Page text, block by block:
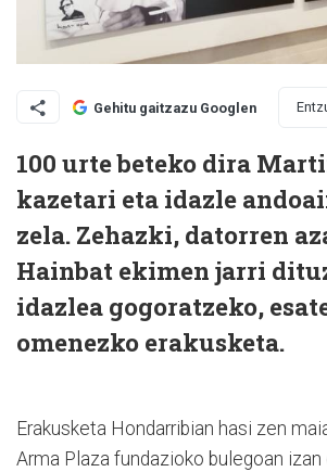
Gehitu gaitzazu Googlen
100 urte beteko dira
kazetari eta idazle
zela. Zehazki, datorren
Hainbat ekimen jarri
idazlea gogoratzeko,
omenezko erakusketa.
Erakusketa Hondarribian hasi zen
Arma Plaza fundazioko bulegoan izan